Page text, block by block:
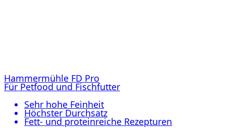
Hammermühle FD Pro
Für Petfood und Fischfutter
Sehr hohe Feinheit
Höchster Durchsatz
Fett- und proteinreiche Rezepturen